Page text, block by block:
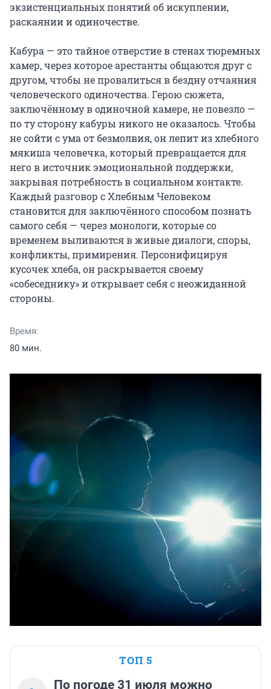
экзистенциальных понятий об искуплении,
раскаянии и одиночестве.
Кабура — это тайное отверстие в стенах тюремных
камер, через которое арестанты общаются друг с
другом, чтобы не провалиться в бездну отчаяния
человеческого одиночества. Герою сюжета,
заключённому в одиночной камере, не повезло —
по ту сторону кабуры никого не оказалось. Чтобы
не сойти с ума от безмолвия, он лепит из хлебного
мякиша человечка, который превращается для
него в источник эмоциональной поддержки,
закрывая потребность в социальном контакте.
Каждый разговор с Хлебным Человеком
становится для заключённого способом познать
самого себя — через монологи, которые со
временем выливаются в живые диалоги, споры,
конфликты, примирения. Персонифицируя
кусочек хлеба, он раскрывается своему
«собеседнику» и открывает себя с неожиданной
стороны.
Время:
80 мин.
ТОП 5
По погоде 31 июля можно